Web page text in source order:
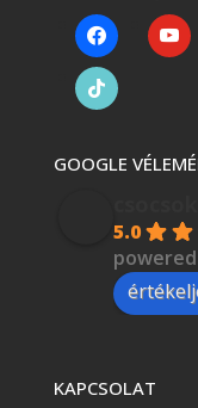
facebook youtube
tiktok
GOOGLE
5.0
KAPCSOLAT